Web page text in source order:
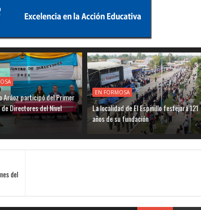
Aráoz participó del Primer
Directores del Nivel
EN FORMOSA
La localidad de El Espinillo festejará 121
años de su fundación
del